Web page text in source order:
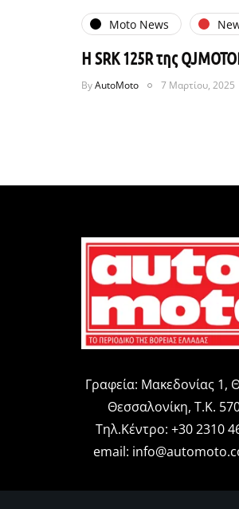
Moto News
H SRK 125R της
ByAutoMoto 7 Μαρτίου, 2025
Γραφεία: Μακεδονίας 1,
Θεσσαλονίκη, Τ.Κ.
Τηλ.Κέντρο: +30 2310
email: